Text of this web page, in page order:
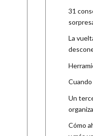
31
La
Un
Cómo